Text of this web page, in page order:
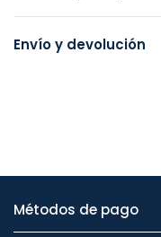
Envío y devolución
Métodos de pago